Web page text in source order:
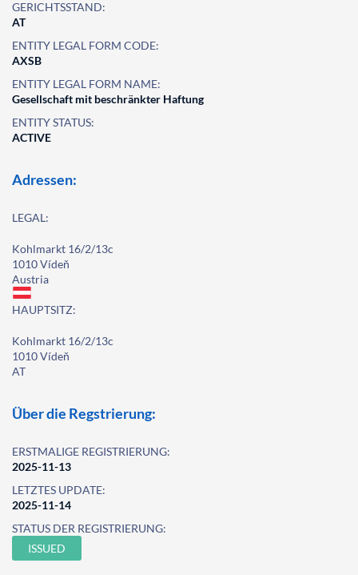
GERICHTSSTAND:
AT
ENTITY LEGAL FORM CODE:
AXSB
ENTITY LEGAL FORM NAME:
Gesellschaft mit beschränkter Haftung
ENTITY STATUS:
ACTIVE
Adressen:
LEGAL:
Kohlmarkt 16/2/13c
1010 Vídeň
Austria
HAUPTSITZ:
Kohlmarkt 16/2/13c
1010 Vídeň
AT
Über die Regstrierung:
ERSTMALIGE REGISTRIERUNG:
2025-11-13
LETZTES UPDATE:
2025-11-14
STATUS DER REGISTRIERUNG:
ISSUED